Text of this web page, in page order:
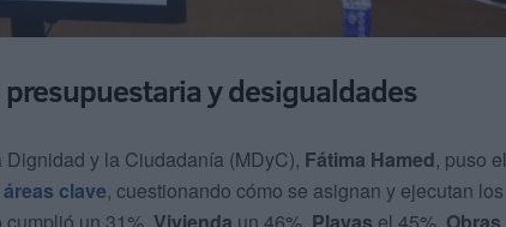
y desigualdades
y la Ciudadanía (MDyC), Fátima Hamed, puso el
clave, cuestionando cómo se asignan y ejecutan los